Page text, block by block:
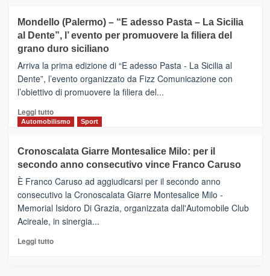
e
messaggi
di
CASTIGLIONE
DI
SICILIA
(Ct)
–
Il
Borgo
Gusto,
il
tra
sapori
vicoli
medievali
Mondello (Palermo) – “E adesso Pasta – La Sicilia
al Dente”, l’ evento per promuovere la filiera del
grano duro siciliano
Arriva la prima edizione di “E adesso Pasta - La Sicilia al
Dente”, l’evento organizzato da Fizz Comunicazione con
l’obiettivo di promuovere la filiera del...
Leggi tuttoLeggi
di
Mondello
(Palermo)
–
“E
adesso
Pasta
–
Sicilia
Automobilismo Sport
Cronoscalata Giarre Montesalice Milo: per il
secondo anno consecutivo vince Franco Caruso
È Franco Caruso ad aggiudicarsi per il secondo anno
consecutivo la Cronoscalata Giarre Montesalice Milo -
Memorial Isidoro Di Grazia, organizzata dall'Automobile Club
Acireale, in sinergia...
Leggi tuttoLeggi